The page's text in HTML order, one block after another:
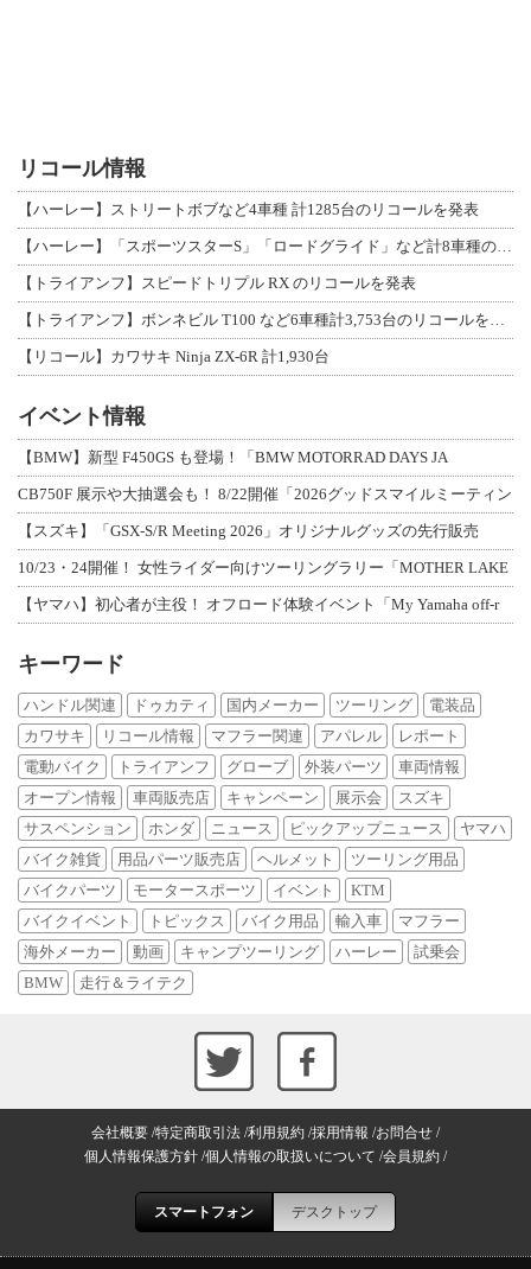
リコール情報
【ハーレー】ストリートボブなど4車種 計1285台のリコールを発表
【トライアンフ】スピードトリプル RX のリコールを発表
【リコール】カワサキ Ninja ZX-6R 計1,930台
イベント情報
【BMW】新型 F450GS も登場！「BMW MOTORRAD DAYS JA
CB750F 展示や大抽選会も！ 8/22開催「2026グッドスマイルミーティン
【スズキ】「GSX-S/R Meeting 2026」オリジナルグッズの先行販売
10/23・24開催！ 女性ライダー向けツーリングラリー「MOTHER LAKE
【ヤマハ】初心者が主役！ オフロード体験イベント「My Yamaha off-r
キーワード
ハンドル関連 ドゥカティ 国内メーカー ツーリング
電装品
カワサキ
リコール情報 マフラー関連 アパレル
レポート
電動バイク
トライアンフ グローブ 外装パーツ
車両情報
オープン情報
車両販売店 キャンペーン 展示会
スズキ
サスペンション
ホンダ ニュース ピックアップニュース
ヤマハ
バイク雑貨
用品パーツ販売店 ヘルメット
ツーリング用品
バイクパーツ
モータースポーツ イベント
KTM
バイクイベント
トピックス バイク用品 輸入車
マフラー
海外メーカー
動画 キャンプツーリング ハーレー
試乗会
BMW
走行＆ライテク
会社概要 特定商取引法 利用規約 採用情報 お問合せ
個人情報保護方針 個人情報の取扱いについて 会員規約
スマートフォン デスクトップ